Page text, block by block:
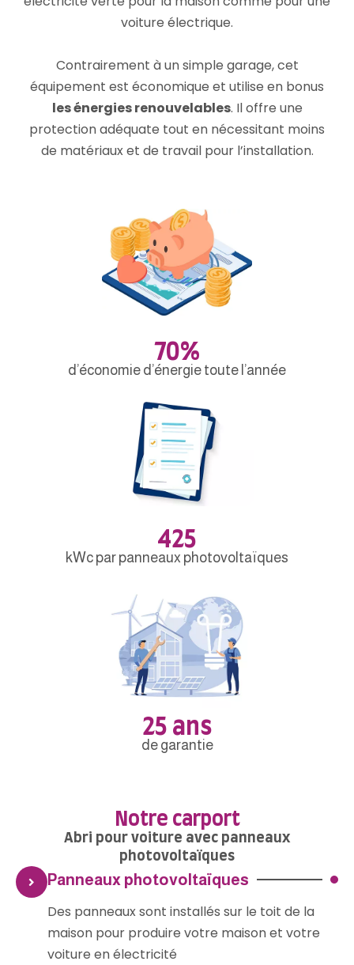
voiture électrique.
Contrairement à un simple garage, cet
équipement est économique et utilise en bonus
les énergies renouvelables. Il offre une
protection adéquate tout en nécessitant moins
de matériaux et de travail pour l’installation.
70%
d’économie d’énergie toute l’année
425
kWc par panneaux photovoltaïques
25 ans
de garantie
Notre carport
Abri pour voiture avec panneaux
photovoltaïques
Panneaux photovoltaïques
Des panneaux sont installés sur le toit de la
maison pour produire votre maison et votre
voiture en électricité